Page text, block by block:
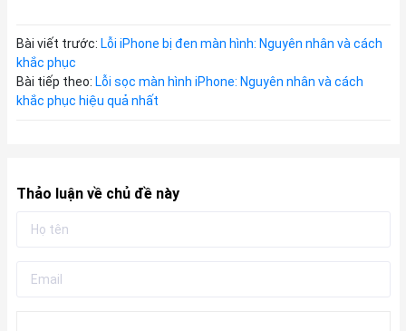
Bài viết trước: Lỗi iPhone bị đen màn hình: Nguyên nhân và cách
khắc phục
Bài tiếp theo: Lỗi sọc màn hình iPhone: Nguyên nhân và cách
khắc phục hiệu quả nhất
Thảo luận về chủ đề này